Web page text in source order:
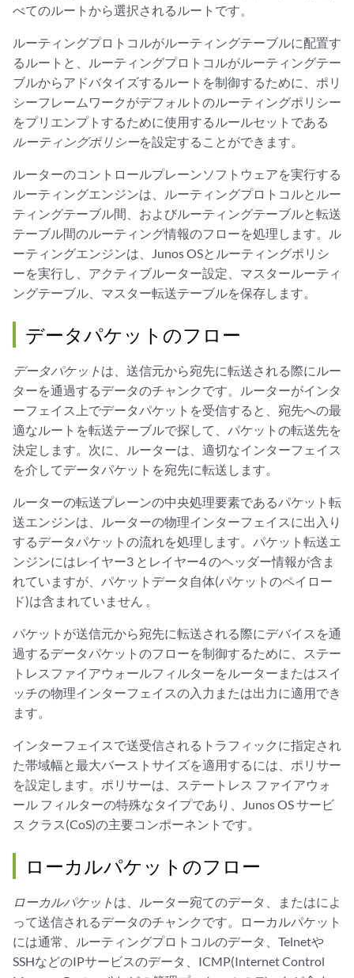
べてのルートから選択されるルートです。
ルーティングプロトコルがルーティングテーブルに配置す
るルートと、ルーティングプロトコルがルーティングテー
ブルからアドバタイズするルートを制御するために、ポリ
シーフレームワークがデフォルトのルーティングポリシー
をプリエンプトするために使用するルールセットである
ルーティングポリシーを設定することができます。
ルーターのコントロールプレーンソフトウェアを実行する
ルーティングエンジンは、ルーティングプロトコルとルー
ティングテーブル間、およびルーティングテーブルと転送
テーブル間のルーティング情報のフローを処理します。ル
ーティングエンジンは、Junos OSとルーティングポリシ
ーを実行し、アクティブルーター設定、マスタールーティ
ングテーブル、マスター転送テーブルを保存します。
データパケットのフロー
データパケット は、送信元から宛先に転送される際にルー
ターを通過するデータのチャンクです。ルーターがインタ
ーフェイス上でデータパケットを受信すると、宛先への最
適なルートを転送テーブルで探して、パケットの転送先を
決定します。次に、ルーターは、適切なインターフェイス
を介してデータパケットを宛先に転送します。
ルーターの転送プレーンの中央処理要素であるパケット転
送エンジンは、ルーターの物理インターフェイスに出入り
するデータパケットの流れを処理します。パケット転送エ
ンジンにはレイヤー3 とレイヤー4 のヘッダー情報が含ま
れていますが、パケットデータ自体(パケットのペイロー
ド)は含まれていません 。
パケットが送信元から宛先に転送される際にデバイスを通
過するデータパケットのフローを制御するために、ステー
トレスファイアウォールフィルターをルーターまたはスイ
ッチの物理インターフェイスの入力または出力に適用でき
ます。
インターフェイスで送受信されるトラフィックに指定され
た帯域幅と最大バーストサイズを適用するには、ポリサー
を設定します。ポリサーは、ステートレス ファイアウォ
ール フィルターの特殊なタイプであり、Junos OS サービ
ス クラス(CoS)の主要コンポーネントです。
ローカルパケットのフロー
ローカルパケット は、ルーター宛てのデータ、またはによ
って送信されるデータのチャンクです。ローカルパケット
には通常、ルーティングプロトコルのデータ、Telnetや
SSHなどのIPサービスのデータ、ICMP(Internet Control